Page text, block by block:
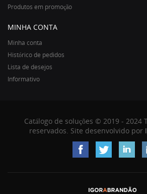
Produtos em promoção
MINHA CONTA
Minha conta
Histórico de pedidos
Lista de desejos
Informativo
Catálogo de soluções © 2019 - 2024
reservados. Site desenvolvido por